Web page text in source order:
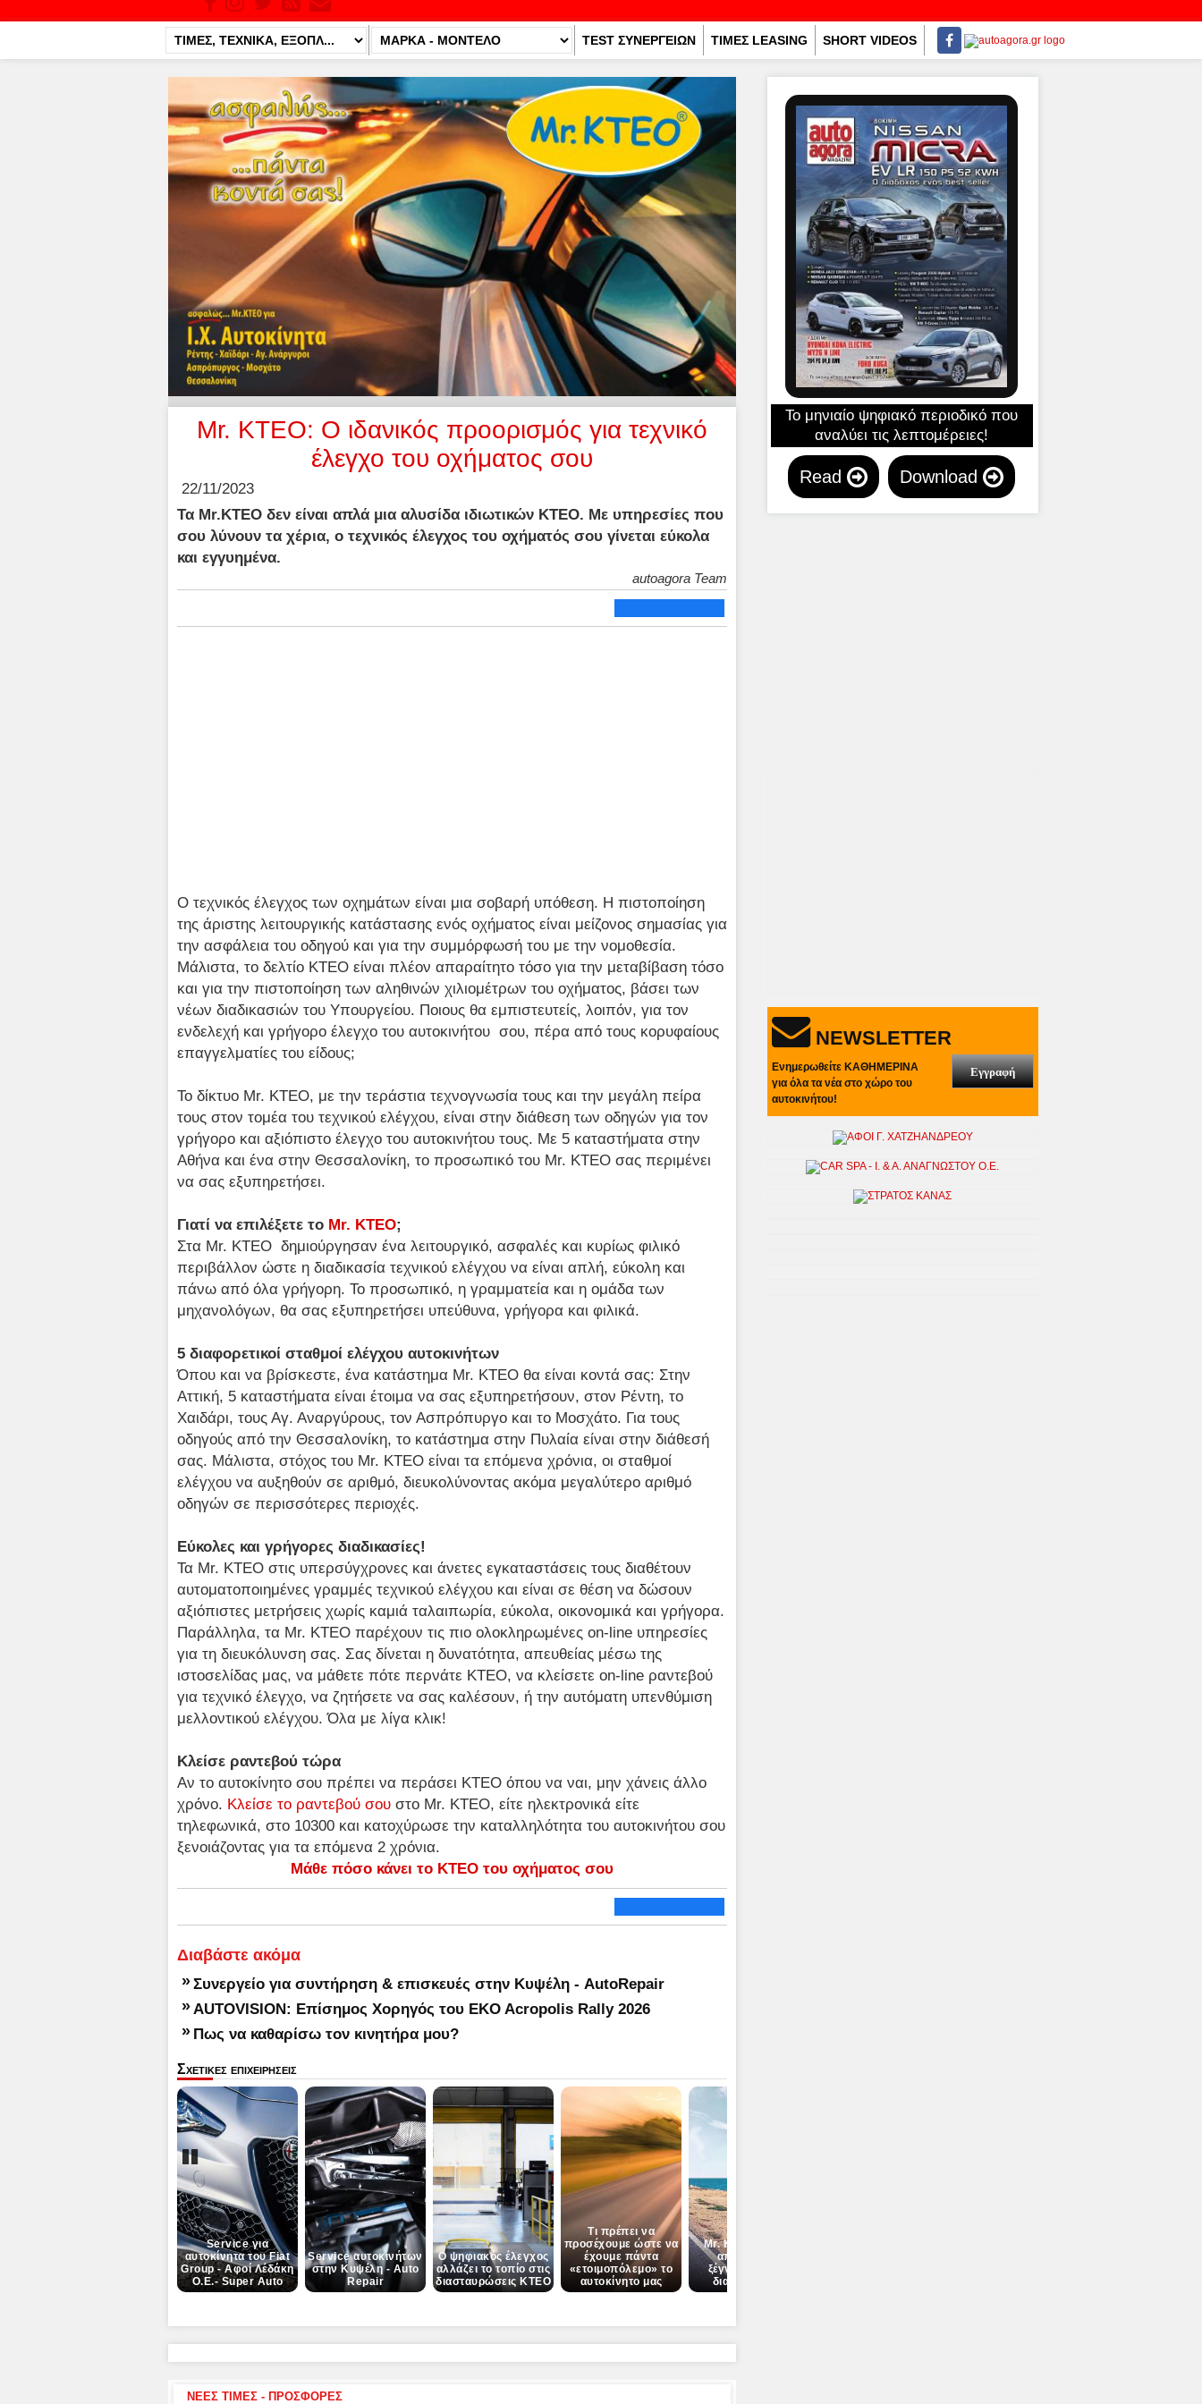
TEST ΣΥΝΕΡΓΕΙΩΝ ΤΙΜΕΣ LEASING SHORT VIDEOS
Mr. KTEO: Ο ιδανικός προορισμός για τεχνικό
έλεγχο του οχήματος σου
22/11/2023
Τα Mr.KTEO δεν είναι απλά μια αλυσίδα ιδιωτικών ΚΤΕΟ. Με υπηρεσίες που
σου λύνουν τα χέρια, ο τεχνικός έλεγχος του οχήματός σου γίνεται εύκολα
και εγγυημένα.
autoagora Team
Ο τεχνικός έλεγχος των οχημάτων είναι μια σοβαρή υπόθεση. Η πιστοποίηση
της άριστης λειτουργικής κατάστασης ενός οχήματος είναι μείζονος σημασίας για
την ασφάλεια του οδηγού και για την συμμόρφωσή του με την νομοθεσία.
Μάλιστα, το δελτίο ΚΤΕΟ είναι πλέον απαραίτητο τόσο για την μεταβίβαση τόσο
και για την πιστοποίηση των αληθινών χιλιομέτρων του οχήματος, βάσει των
νέων διαδικασιών του Υπουργείου. Ποιους θα εμπιστευτείς, λοιπόν, για τον
ενδελεχή και γρήγορο έλεγχο του αυτοκινήτου σου, πέρα από τους κορυφαίους
επαγγελματίες του είδους;
Το δίκτυο Mr. ΚΤΕΟ, με την τεράστια τεχνογνωσία τους και την μεγάλη πείρα
τους στον τομέα του τεχνικού ελέγχου, είναι στην διάθεση των οδηγών για τον
γρήγορο και αξιόπιστο έλεγχο του αυτοκινήτου τους. Με 5 καταστήματα στην
Αθήνα και ένα στην Θεσσαλονίκη, το προσωπικό του Mr. KTEO σας περιμένει
να σας εξυπηρετήσει.
Γιατί να επιλέξετε το Mr. KTEO;
Στα Mr. ΚΤΕΟ δημιούργησαν ένα λειτουργικό, ασφαλές και κυρίως φιλικό
περιβάλλον ώστε η διαδικασία τεχνικού ελέγχου να είναι απλή, εύκολη και
πάνω από όλα γρήγορη. Το προσωπικό, η γραμματεία και η ομάδα των
μηχανολόγων, θα σας εξυπηρετήσει υπεύθυνα, γρήγορα και φιλικά.
5 διαφορετικοί σταθμοί ελέγχου αυτοκινήτων
Όπου και να βρίσκεστε, ένα κατάστημα Mr. KTEO θα είναι κοντά σας: Στην
Αττική, 5 καταστήματα είναι έτοιμα να σας εξυπηρετήσουν, στον Ρέντη, το
Χαιδάρι, τους Αγ. Αναργύρους, τον Ασπρόπυργο και το Μοσχάτο. Για τους
οδηγούς από την Θεσσαλονίκη, το κατάστημα στην Πυλαία είναι στην διάθεσή
σας. Μάλιστα, στόχος του Mr. KTEO είναι τα επόμενα χρόνια, οι σταθμοί
ελέγχου να αυξηθούν σε αριθμό, διευκολύνοντας ακόμα μεγαλύτερο αριθμό
οδηγών σε περισσότερες περιοχές.
Εύκολες και γρήγορες διαδικασίες!
Τα Mr. ΚΤΕΟ στις υπερσύγχρονες και άνετες εγκαταστάσεις τους διαθέτουν
αυτοματοποιημένες γραμμές τεχνικού ελέγχου και είναι σε θέση να δώσουν
αξιόπιστες μετρήσεις χωρίς καμιά ταλαιπωρία, εύκολα, οικονομικά και γρήγορα.
Παράλληλα, τα Mr. KTEO παρέχουν τις πιο ολοκληρωμένες on-line υπηρεσίες
για τη διευκόλυνση σας. Σας δίνεται η δυνατότητα, απευθείας μέσω της
ιστοσελίδας μας, να μάθετε πότε περνάτε ΚΤΕΟ, να κλείσετε on-line ραντεβού
για τεχνικό έλεγχο, να ζητήσετε να σας καλέσουν, ή την αυτόματη υπενθύμιση
μελλοντικού ελέγχου. Όλα με λίγα κλικ!
Κλείσε ραντεβού τώρα
Αν το αυτοκίνητο σου πρέπει να περάσει ΚΤΕΟ όπου να ναι, μην χάνεις άλλο
χρόνο. Κλείσε το ραντεβού σου στο Mr. KTEO, είτε ηλεκτρονικά είτε
τηλεφωνικά, στο 10300 και κατοχύρωσε την καταλληλότητα του αυτοκινήτου σου
ξενοιάζοντας για τα επόμενα 2 χρόνια.
Μάθε πόσο κάνει το ΚΤΕΟ του οχήματος σου
Διαβάστε ακόμα
» Συνεργείο για συντήρηση & επισκευές στην Κυψέλη - AutoRepair
» AUTOVISION: Επίσημος Χορηγός του EKO Acropolis Rally 2026
» Πως να καθαρίσω τον κινητήρα μου?
Σχετικες επιχειρησεις
Service για
αυτοκίνητα του Fiat
Group - Αφοί Λέδάκη
Ο.Ε.- Super Auto
Service αυτοκινήτων
στην Κυψέλη - Auto
Repair
Ο ψηφιακός έλεγχος
αλλάζει το τοπίο στις
διασταυρώσεις ΚΤΕΟ
Τι πρέπει να
προσέχουμε ώστε να
έχουμε πάντα
«ετοιμοπόλεμο» το
αυτοκίνητο μας
Mr. KTEO: Για να
απολαύσεις
ξέγνοιαστος τις
διακοπές σου
Pause
Το μηνιαίο ψηφιακό περιοδικό που
αναλύει τις λεπτομέρειες!
Read Download
NEWSLETTER
Ενημερωθείτε ΚΑΘΗΜΕΡΙΝΑ
για όλα τα νέα στο χώρο του
αυτοκινήτου!
Εγγραφή